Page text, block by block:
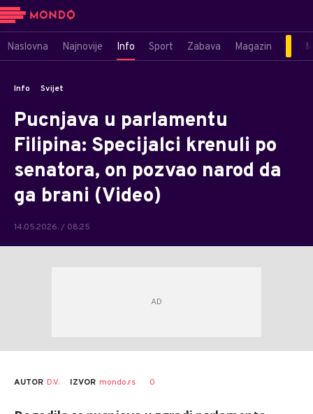
Naslovna Najnovije Info Sport Zabava Magazin
Info Svijet
Pucnjava u parlamentu
Filipina: Specijalci krenuli po
senatora, on pozvao narod da
ga brani (Video)
14.05.2026. / 08:25
AUTOR D.V. IZVOR mondo.rs 0